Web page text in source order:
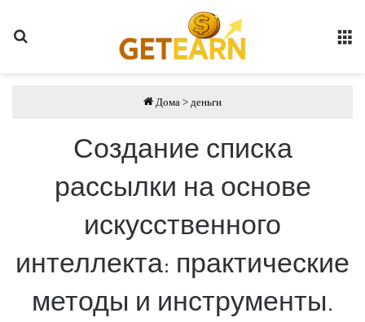
Дома > деньги
Создание списка
рассылки на основе
искусственного
интеллекта: практические
методы и инструменты.